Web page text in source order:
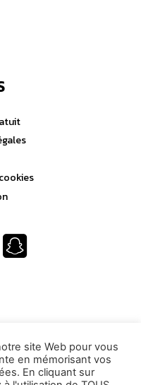
site Web pour vous
en mémorisant vos
En cliquant sur